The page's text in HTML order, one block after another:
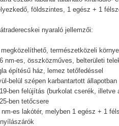
földszintes, 1 egész + 1
nyaraló jellemzői:
természetközeli
nm-es, összközműves, belterületi
építésű ház, lemez tetőfedéssel
belül szépen karbantartott állapotban
ben felújítás (burkolat cserék,
ben tetőcsere
nm-es lakótér, melyben 1 egész + 1